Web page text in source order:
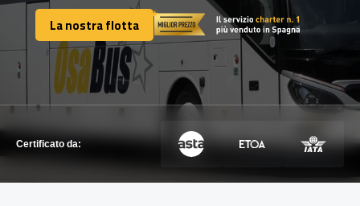
FLOTTA
METTITI IN CONTATTO
METTITI IN CONTATTO
La nostra flotta
La nostra flotta
Certificato da: